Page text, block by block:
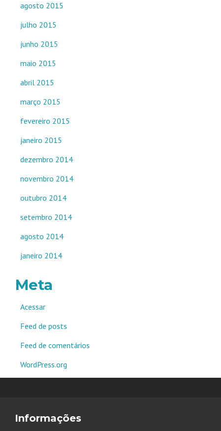
agosto 2015
julho 2015
junho 2015
maio 2015
abril 2015
março 2015
fevereiro 2015
janeiro 2015
dezembro 2014
novembro 2014
outubro 2014
setembro 2014
agosto 2014
janeiro 2014
Meta
Acessar
Feed de posts
Feed de comentários
WordPress.org
Informações